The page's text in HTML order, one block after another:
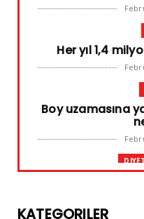
Her yıl 1,4
Boy uzamasına
KATEGORILER